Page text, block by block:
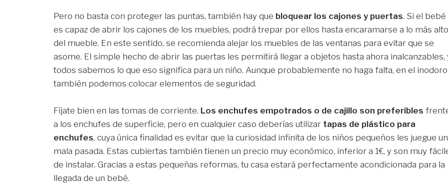
Pero no basta con proteger las puntas, también hay que bloquear los cajones y puertas. Si el bebé
es capaz de abrir los cajones de los muebles, podrá trepar por ellos hasta encaramarse a lo más alto
del mueble. En este sentido, se recomienda alejar los muebles de las ventanas para evitar que se
asome. El simple hecho de abrir las puertas les permitirá llegar a objetos hasta ahora inalcanzables,
todos sabemos lo que eso significa para un niño. Aunque probablemente no haga falta, en el inodoro
también podemos colocar elementos de seguridad.
Fíjate bien en las tomas de corriente. Los enchufes empotrados o de cajillo son preferibles
a los enchufes de superficie, pero en cualquier caso deberías utilizar tapas de plástico para
enchufes, cuya única finalidad es evitar que la curiosidad infinita de los niños pequeños les juegue
mala pasada. Estas cubiertas también tienen un precio muy económico, inferior a 1€, y son muy
de instalar. Gracias a estas pequeñas reformas, tu casa estará perfectamente acondicionada para la
llegada de un bebé.